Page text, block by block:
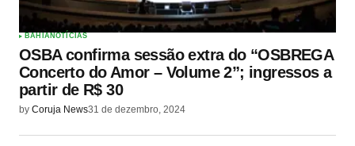
BAHIANOTÍCIAS
OSBA confirma sessão extra do “OSBREGA
Concerto do Amor – Volume 2”; ingressos a
partir de R$ 30
by Coruja News31 de dezembro, 2024